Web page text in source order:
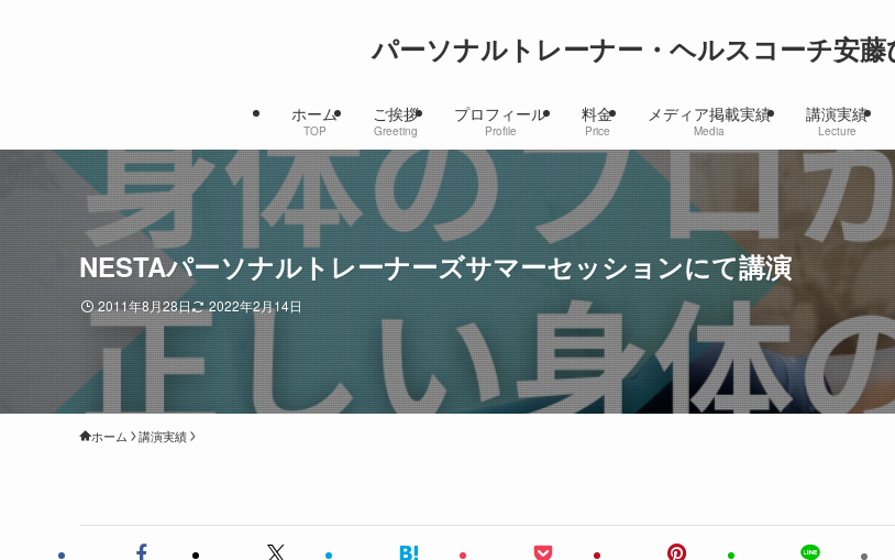
パーソナルトレーナー・ヘルスコーチ安
ホーム
TOP
ご挨拶
Greeting
プロフィール
Profile
料金
Price
メディア掲載実績
Media
講演実績
Lecture
NESTAパーソナルトレーナーズサマーセッションにて講演
2011年8月28日 2022年2月14日
ホーム 講演実績